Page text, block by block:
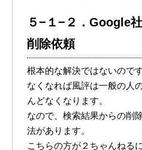
５−１−２．Google
削除依頼
根本的な解決ではないので
なくなれば風評は一般の人
んどなくなります。
なので、検索結果からの削
法があります。
こちらの方が２ちゃんねる